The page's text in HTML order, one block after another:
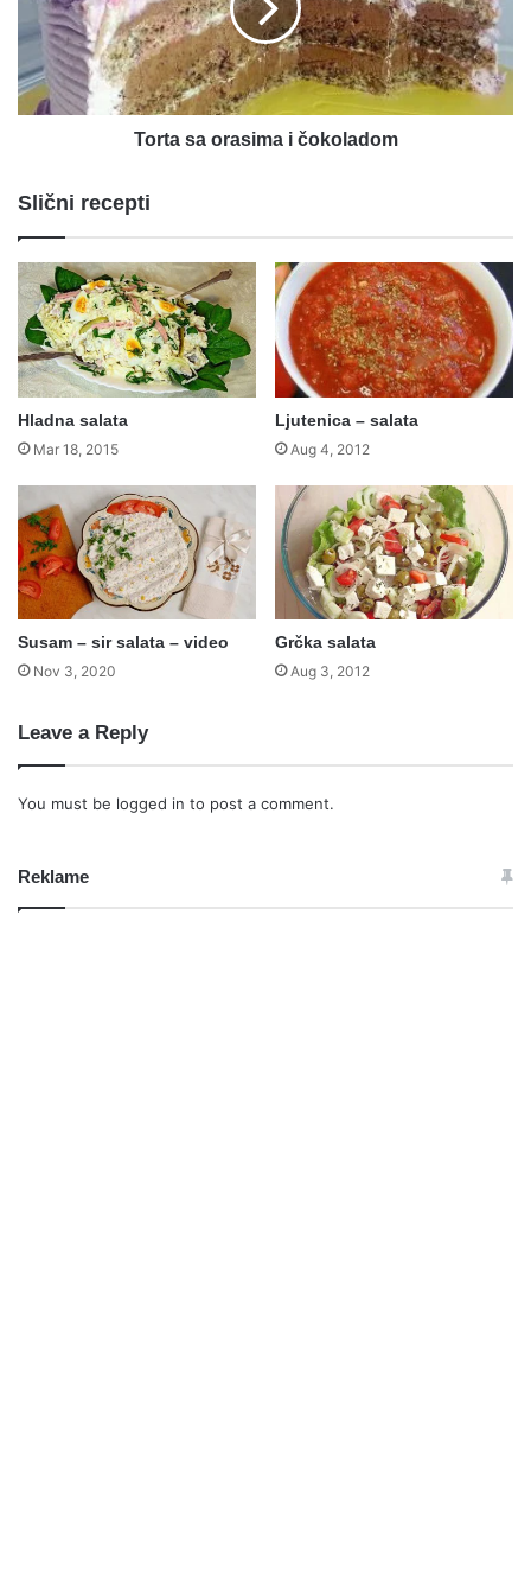
čokoladom
Torta sa orasima i čokoladom
Slični recepti
Hladna salata
Mar 18, 2015
Ljutenica – salata
Aug 4, 2012
Susam – sir salata – video
Nov 3, 2020
Grčka salata
Aug 3, 2012
Leave a Reply
You must be logged in to post a comment.
Reklame